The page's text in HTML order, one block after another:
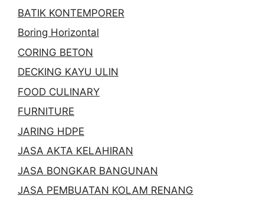
BATIK KONTEMPORER
Boring Horizontal
CORING BETON
DECKING KAYU ULIN
FOOD CULINARY
FURNITURE
JARING HDPE
JASA AKTA KELAHIRAN
JASA BONGKAR BANGUNAN
JASA PEMBUATAN KOLAM RENANG